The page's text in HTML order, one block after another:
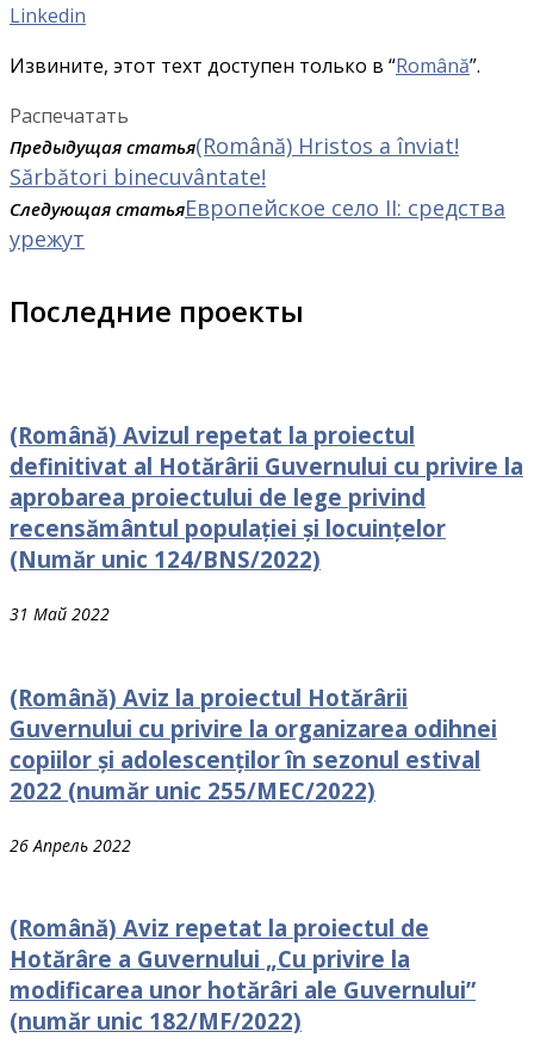
Linkedin
Извините, этот техт доступен только в “Română”.
Распечатать
Предыдущая статья(Română) Hristos a înviat!
Sărbători binecuvântate!
Следующая статьяЕвропейское село II: средства
урежут
Последние проекты
(Română) Avizul repetat la proiectul
definitivat al Hotărârii Guvernului cu privire la
aprobarea proiectului de lege privind
recensământul populației și locuințelor
(Număr unic 124/BNS/2022)
31 Май 2022
(Română) Aviz la proiectul Hotărârii
Guvernului cu рrivire la organizarea odihnei
сорiilоr și adolescenților în sezonul estival
2022 (număr unic 255/MEC/2022)
26 Апрель 2022
(Română) Aviz repetat la proiectul de
Hotărâre a Guvernului „Cu privire la
modificarea unor hotărâri ale Guvernului”
(număr unic 182/MF/2022)